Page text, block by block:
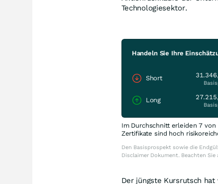
Technologiesektor.
Handeln Sie Ihre
Short
Long
Im Durchschnitt erleiden 7
Zertifikate sind hoch
Den Basisprospekt sowie die
Disclaimer Dokument. Beachten Sie
Der jüngste Kursrutsch